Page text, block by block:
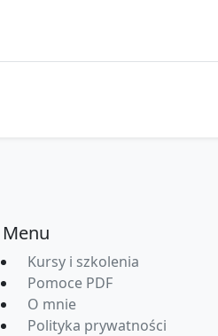
Menu
Kursy i szkolenia
Pomoce PDF
O mnie
Polityka prywatności